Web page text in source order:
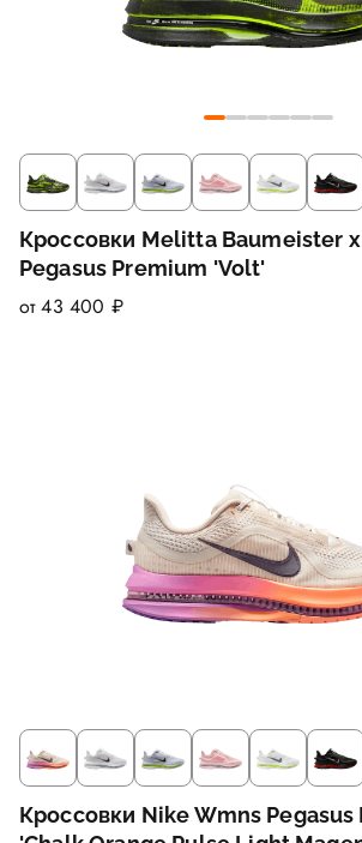
Кроссовки Melitta Baumeister
Pegasus Premium 'Volt'
от 43 400 ₽
Кроссовки Nike Wmns Pegasus